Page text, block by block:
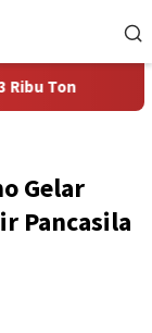
Ton
Gelar
Pancasila